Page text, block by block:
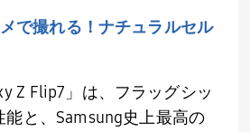
で撮れる！ナチュラルセル
Z Flip7 」は、フラッグシッ
と、 Samsung史上最高の